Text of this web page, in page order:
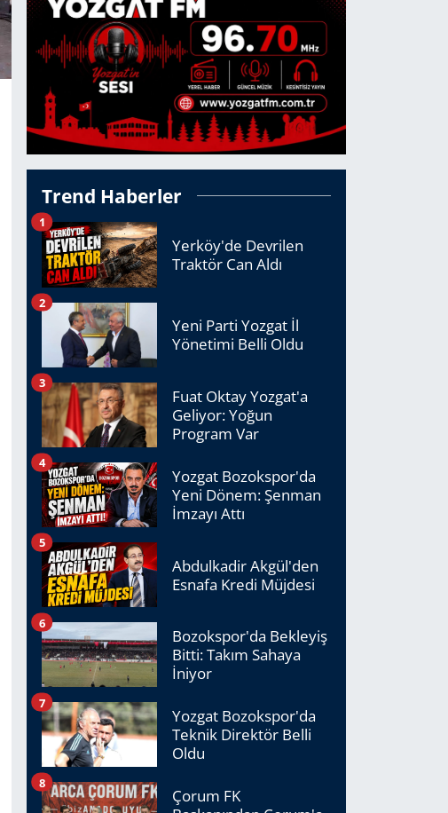
Trend Haberler
Yerköy'de Devrilen
Traktör Can Aldı
1
Yeni Parti Yozgat İl
Yönetimi Belli Oldu
2
Fuat Oktay Yozgat'a
Geliyor: Yoğun
Program Var
3
Yozgat Bozokspor'da
Yeni Dönem: Şenman
İmzayı Attı
4
Abdulkadir Akgül'den
Esnafa Kredi Müjdesi
5
Bozokspor'da Bekleyiş
Bitti: Takım Sahaya
İniyor
6
Yozgat Bozokspor'da
Teknik Direktör Belli
Oldu
7
Çorum FK
8